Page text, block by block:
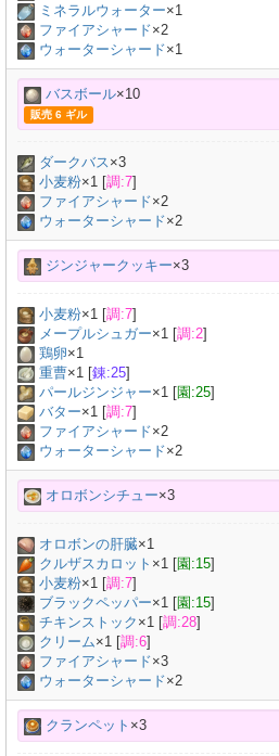
ミネラルウォーター×1
ファイアシャード×2
ウォーターシャード×1
バスボール×10
販売 6 ギル
ダークバス×3
小麦粉×1 [調:7]
ファイアシャード×2
ウォーターシャード×2
ジンジャークッキー×3
小麦粉×1 [調:7]
メープルシュガー×1 [調:2]
鶏卵×1
重曹×1 [錬:25]
パールジンジャー×1 [園:25]
バター×1 [調:7]
ファイアシャード×2
ウォーターシャード×2
オロボンシチュー×3
オロボンの肝臓×1
クルザスカロット ×1 [園:15]
小麦粉×1 [調:7]
ブラックペッパー×1 [園:15]
チキンストック ×1 [調:28]
クリーム×1 [調:6]
ファイアシャード×3
ウォーターシャード×2
クランペット ×3